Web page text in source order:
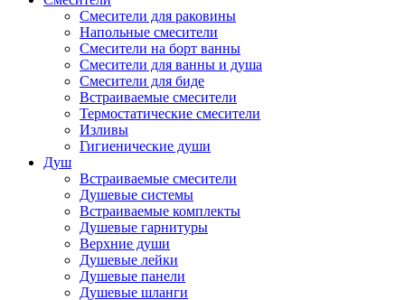
Смесители для раковины
Напольные смесители
Смесители на борт ванны
Смесители для ванны и душа
Смесители для биде
Встраиваемые смесители
Термостатические смесители
Изливы
Гигиенические души
Душ
Встраиваемые смесители
Душевые системы
Встраиваемые комплекты
Душевые гарнитуры
Верхние души
Душевые лейки
Душевые панели
Душевые шланги